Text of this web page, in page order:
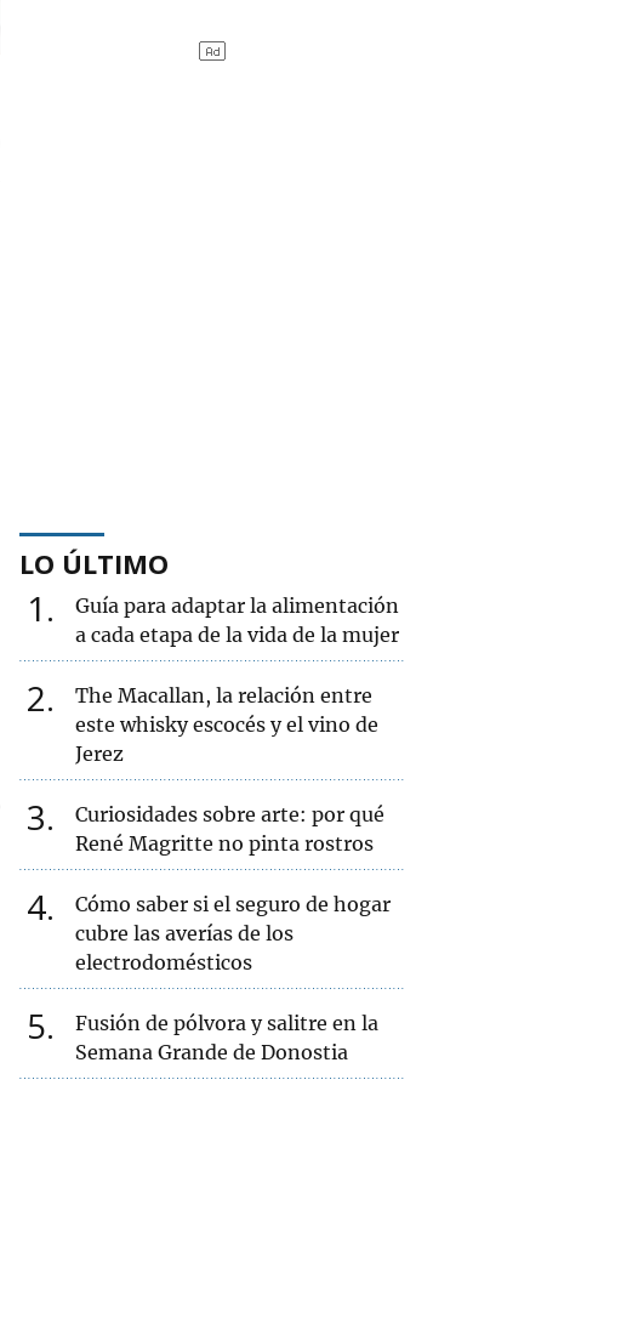
LO ÚLTIMO
1
Guía para adaptar la alimentación
a cada etapa de la vida de la mujer
2
The Macallan, la relación entre
este whisky escocés y el vino de
Jerez
3
Curiosidades sobre arte: por qué
René Magritte no pinta rostros
4
Cómo saber si el seguro de hogar
cubre las averías de los
electrodomésticos
5
Fusión de pólvora y salitre en la
Semana Grande de Donostia